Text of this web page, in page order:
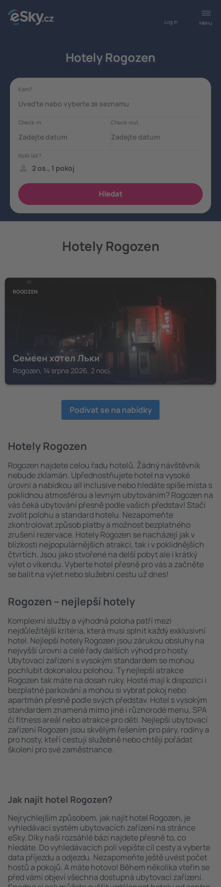
Menu
Log in
Hotely Rogozen
Hotely Rogozen
ROGOZEN
Семеен хотел Лъки
Rogozen, 14 srpna 2026, 2 noci
Podívat se na nabídky
Hotely Rogozen
Rogozen najdete celou řadu hotelů. Žádný návštěvník
nebude zklamán. Upřednostňujete hotel na vysoké
úrovni a nabídkou all inclusive nebo hledáte spíše místa s
poklidnou atmosférou a levným ubytováním? Rogozen na
vás čeká ubytování přesně podle vašich představ! Stačí
zvolit polohu a standard hotelu. Nezapomeňte
zkontrolovat způsob platby a možnost bezplatného
zrušení rezervace. Hotely Rogozen se nacházejí jak v
blízkosti nejpopulárnějších atrakcí, tak i v poklidnějších
čtvrtích. Jsou jako stvořené na delší pobyt ale i krátký
výlet o víkendu. Vyberte hotel přesně pro vás a začněte
se balit na výlet nebo služební cestu už dnes!
Rogozen – nejlepší hotely
Komplexní služby a výhodná poloha patří mezi
nejdůležitější kritéria, která musí splnit každý exklusivní
hotel. Nejlepší hotely Rogozen jsou zárukou obsluhy na
nejvyšší úrovni a celé řady dalších výhod pro hosty.
Ubytovací zařízení s vysokým standardem se mohou
pochlubit dokonalou polohou. Ty nejlepší atrakce
Rogozen tak máte na dosah ruky. Hosté mají k dispozici i
bezplatné parkování a mohou si vybrat pokoj nebo
apartmán přesně podle svých představ. Hotel s vysokým
standardem znamená mimo jiné i různorodé menu, SPA
či fitness areál nebo atrakce pro děti. Nejlepší ubytovací
zařízení Rogozen jsou skvělým řešením pro páry, rodiny a
pro hosty, kteří cestují služebně nebo chtějí pořádat
školení pro své zaměstnance.
Jak najít hotel Rogozen?
Nejrychlejším způsobem, jak najít hotel Rogozen, je
vyhledávací systém ubytovacích zařízení na stránce
eSky. Díky naší rozsáhlé bázi najdete přesně to, co
hledáte. Do vyhledávacích polí vepište cíl cesty a vyberte
data příjezdu a odjezdu. Nezapomeňte ještě uvést počet
hostů a pokojů. A máte hotovo! Během několika vteřin se
před vámi objeví všechna dostupná ubytovací zařízení.